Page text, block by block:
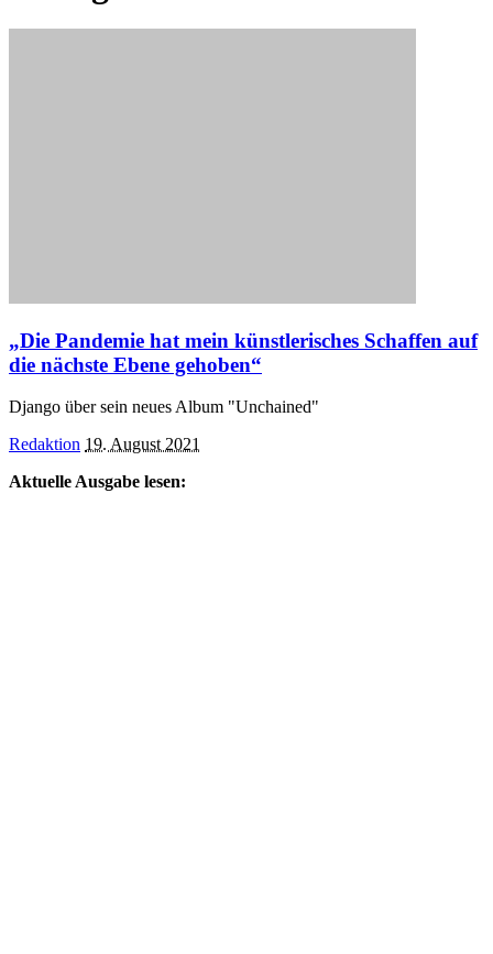
„Die Pandemie hat mein künstlerisches Schaffen auf
die nächste Ebene gehoben“
Django über sein neues Album "Unchained"
Posted
Redaktion 19. August 2021
Aktuelle Ausgabe lesen: